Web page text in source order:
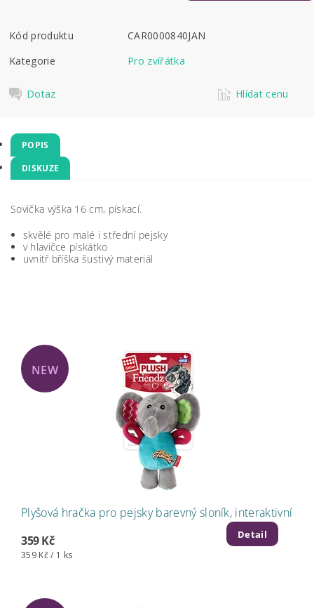
Kód produktu
CAR0000840JAN
Kategorie
Pro zvířátka
Dotaz Hlídat cenu
POPIS
DISKUZE
Sovička výška 16 cm, pískací.
skvělé pro malé i střední pejsky
v hlavičce pískátko
uvnitř bříška šustivý materiál
NEW
Plyšová hračka pro pejsky barevný sloník, interaktivní
359 Kč
359 Kč / 1 ks
Detail